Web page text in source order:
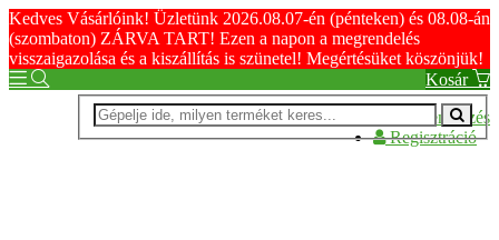
Kedves Vásárlóink! Üzletünk 2026.08.07-én (pénteken) és 08.08-án
(szombaton) ZÁRVA TART! Ezen a napon a megrendelés
visszaigazolása és a kiszállítás is szünetel! Megértésüket köszönjük!
Kosár
Bejelentkezés
Regisztráció